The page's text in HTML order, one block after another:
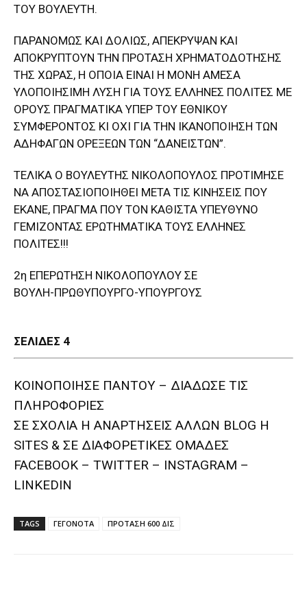
ΤΟΥ ΒΟΥΛΕΥΤΗ.
ΠΑΡΑΝΟΜΩΣ ΚΑΙ ΔΟΛΙΩΣ, ΑΠΕΚΡΥΨΑΝ ΚΑΙ
ΑΠΟΚΡΥΠΤΟΥΝ ΤΗΝ ΠΡΟΤΑΣΗ ΧΡΗΜΑΤΟΔΟΤΗΣΗΣ
ΤΗΣ ΧΩΡΑΣ, Η ΟΠΟΙΑ ΕΙΝΑΙ Η ΜΟΝΗ ΑΜΕΣΑ
ΥΛΟΠΟΙΗΣΙΜΗ ΛΥΣΗ ΓΙΑ ΤΟΥΣ ΕΛΛΗΝΕΣ ΠΟΛΙΤΕΣ ΜΕ
ΟΡΟΥΣ ΠΡΑΓΜΑΤΙΚΑ ΥΠΕΡ ΤΟΥ ΕΘΝΙΚΟΥ
ΣΥΜΦΕΡΟΝΤΟΣ ΚΙ ΟΧΙ ΓΙΑ ΤΗΝ ΙΚΑΝΟΠΟΙΗΣΗ ΤΩΝ
ΑΔΗΦΑΓΩΝ ΟΡΕΞΕΩΝ ΤΩΝ “ΔΑΝΕΙΣΤΩΝ”.
ΤΕΛΙΚΑ Ο ΒΟΥΛΕΥΤΗΣ ΝΙΚΟΛΟΠΟΥΛΟΣ ΠΡΟΤΙΜΗΣΕ
ΝΑ ΑΠΟΣΤΑΣΙΟΠΟΙΗΘΕΙ ΜΕΤΑ ΤΙΣ ΚΙΝΗΣΕΙΣ ΠΟΥ
ΕΚΑΝΕ, ΠΡΑΓΜΑ ΠΟΥ ΤΟΝ ΚΑΘΙΣΤΑ ΥΠΕΥΘΥΝΟ
ΓΕΜΙΖΟΝΤΑΣ ΕΡΩΤΗΜΑΤΙΚΑ ΤΟΥΣ ΕΛΛΗΝΕΣ
ΠΟΛΙΤΕΣ!!!
2η ΕΠΕΡΩΤΗΣΗ ΝΙΚΟΛΟΠΟΥΛΟΥ ΣΕ
ΒΟΥΛΗ-ΠΡΩΘΥΠΟΥΡΓΟ-ΥΠΟΥΡΓΟΥΣ
ΣΕΛΙΔΕΣ 4
ΚΟΙΝΟΠΟΙΗΣΕ ΠΑΝΤΟΥ – ΔΙΑΔΩΣΕ ΤΙΣ
ΠΛΗΡΟΦΟΡΙΕΣ
ΣΕ ΣΧΟΛΙΑ H ΑΝAΡΤΗΣΕΙΣ ΑΛΛΩΝ BLOG H
SITES & ΣΕ ΔΙΑΦΟΡΕTIKEΣ ΟΜΑΔΕΣ
FACEBOOK – TWITTER – INSTAGRAM –
LINKEDIN
TAGS ΓΕΓΟΝΟΤΑ ΠΡΟΤΑΣΗ 600 ΔΙΣ